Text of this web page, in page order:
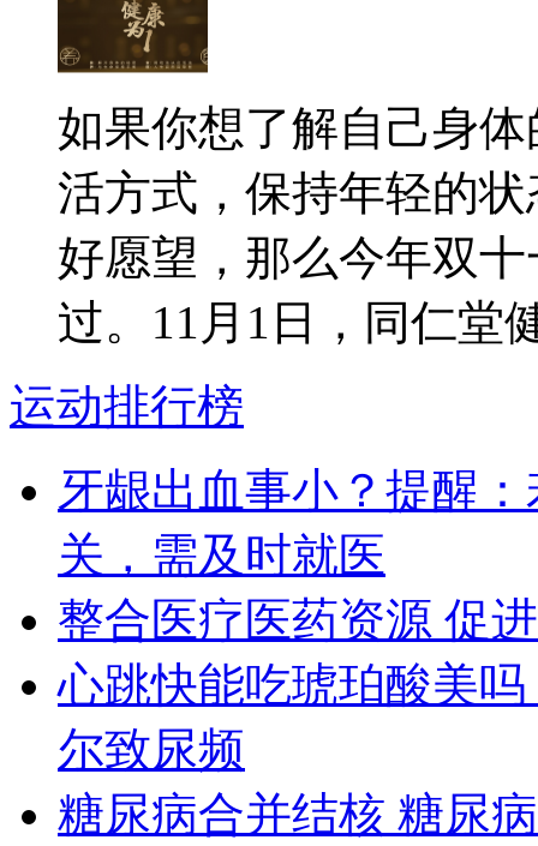
如果你想了解自己身
活方式，保持年轻的
好愿望，那么今年双
过。11月1日，同仁堂
运动排行榜
牙龈出血事小？提醒
关，需及时就医
整合医疗医药资源 促
心跳快能吃琥珀酸美
尔致尿频
糖尿病合并结核 糖尿